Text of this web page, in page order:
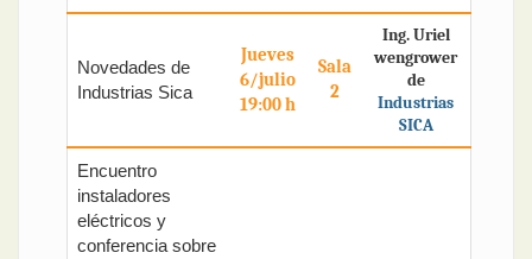
Novedades de
Industrias Sica
Jueves
6/julio
19:00 h
Sala
2
Ing. Uriel
wengrower
de
Industrias
SICA
Encuentro
instaladores
eléctricos y
conferencia sobre